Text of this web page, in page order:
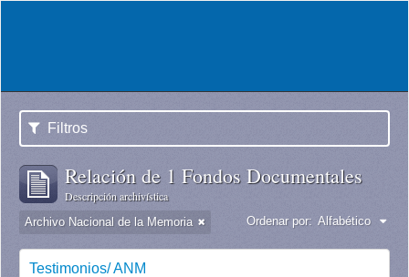
Filtros
Relación de 1 Fondos Documentales
Descripción archivística
Archivo Nacional de la Memoria Ordenar por: Alfabético
Testimonios/ ANM